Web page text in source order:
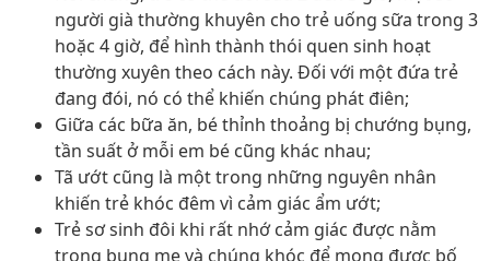
người già thường khuyên cho trẻ uống sữa trong 3
hoặc 4 giờ, để hình thành thói quen sinh hoạt
thường xuyên theo cách này. Đối với một đứa trẻ
đang đói, nó có thể khiến chúng phát điên;
Giữa các bữa ăn, bé thỉnh thoảng bị chướng bụng,
tần suất ở mỗi em bé cũng khác nhau;
Tã ướt cũng là một trong những nguyên nhân
khiến trẻ khóc đêm vì cảm giác ẩm ướt;
Trẻ sơ sinh đôi khi rất nhớ cảm giác được nằm
trong bụng mẹ và chúng khóc để mong được bố